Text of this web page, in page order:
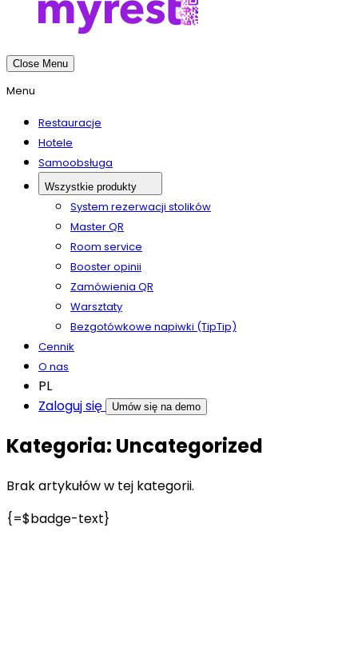
Close Menu
Menu
Restauracje
Hotele
Samoobsługa
Wszystkie produkty
System rezerwacji stolików
Master QR
Room service
Booster opinii
Zamówienia QR
Warsztaty
Bezgotówkowe napiwki (TipTip)
Cennik
O nas
PL
Zaloguj się
Umów się na demo
Kategoria: Uncategorized
Brak artykułów w tej kategorii.
{=$badge-text}